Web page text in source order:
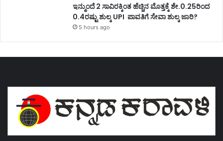
ಇನ್ಮುಂದೆ 2 ಸಾವಿರಕ್ಕಿಂತ ಹೆಚ್ಚಿನ ಮೊತ್ತಕ್ಕೆ ಶೇ.0.25ರಿಂದ
0.4ರಷ್ಟು ಶುಲ್ಕ UPI ಪಾವತಿಗೆ ಸೇವಾ ಶುಲ್ಕ ಜಾರಿ?
5 hours ago